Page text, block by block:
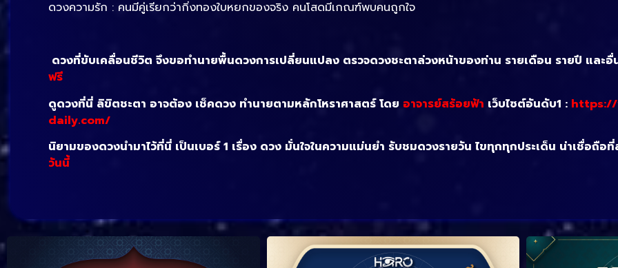
ดวงความรัก : คนมีคู่เรียกว่ากิ่งทองใบหยกของจริง คนโสดมีเกณฑ์พบคนถูกใจ
ดวงที่ขับเคลื่อนชีวิต จึงขอทำนายพื้นดวงการเปลี่ยนแปลง ตรวจดวงชะตาล่วงหน้าของท่าน รายเดือน รายปี และ
ฟรี
ดูดวงที่นี่ ลิขิตชะตา อาจต้อง เช็คดวง ทำนายตามหลักโหราศาสตร์ โดย อาจารย์สร้อยฟ้า เว็บไซต์อันดับ1 : https://
daily.com/
นิยามของดวงนำมาไว้ที่นี่ เป็นเบอร์ 1 เรื่อง ดวง มั่นใจในความแม่นยำ รับชมดวงรายวัน ไขทุกทุกประเด็น น่าเชื่อถื
วันนี้